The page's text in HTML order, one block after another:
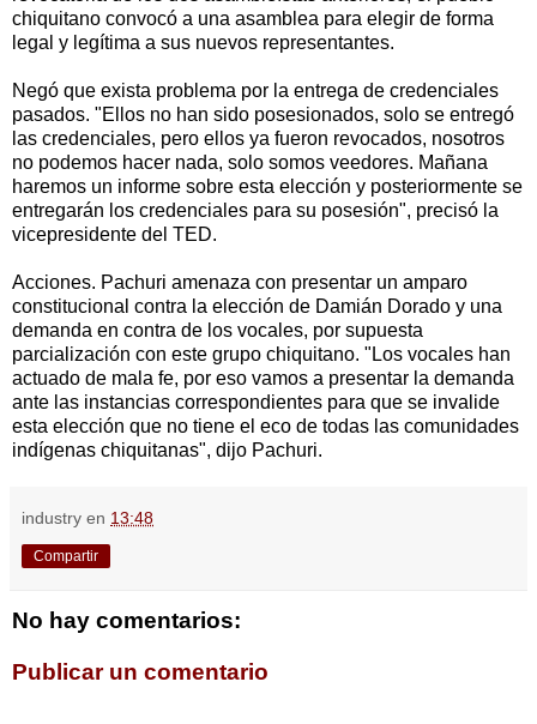
chiquitano convocó a una asamblea para elegir de forma
legal y legítima a sus nuevos representantes.
Negó que exista problema por la entrega de credenciales
pasados. "Ellos no han sido posesionados, solo se entregó
las credenciales, pero ellos ya fueron revocados, nosotros
no podemos hacer nada, solo somos veedores. Mañana
haremos un informe sobre esta elección y posteriormente se
entregarán los credenciales para su posesión", precisó la
vicepresidente del TED.
Acciones. Pachuri amenaza con presentar un amparo
constitucional contra la elección de Damián Dorado y una
demanda en contra de los vocales, por supuesta
parcialización con este grupo chiquitano. "Los vocales han
actuado de mala fe, por eso vamos a presentar la demanda
ante las instancias correspondientes para que se invalide
esta elección que no tiene el eco de todas las comunidades
indígenas chiquitanas", dijo Pachuri.
industry en 13:48
Compartir
No hay comentarios:
Publicar un comentario